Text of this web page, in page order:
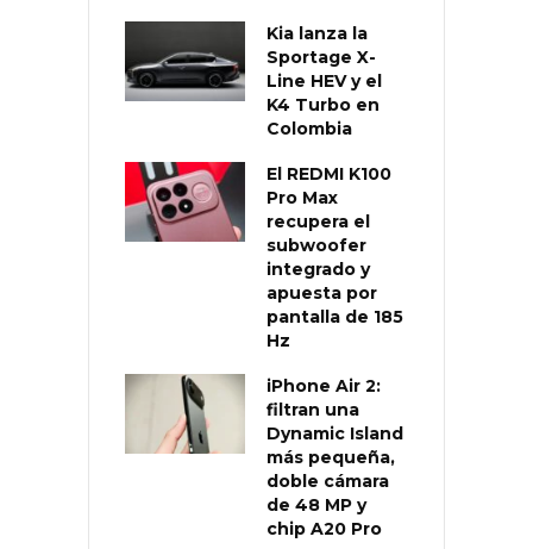
Kia lanza la
Sportage X-
Line HEV y el
K4 Turbo en
Colombia
El REDMI K100
Pro Max
recupera el
subwoofer
integrado y
apuesta por
pantalla de 185
Hz
iPhone Air 2:
filtran una
Dynamic Island
más pequeña,
doble cámara
de 48 MP y
chip A20 Pro